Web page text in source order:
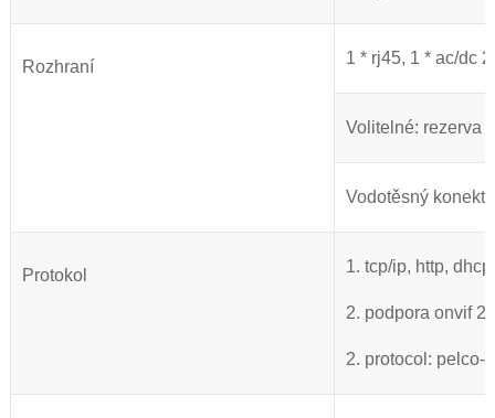
Rozhraní 1 * rj45, 1 * ac/dc
Volitelné: rezerva
Vodotěsný
Protokol 1. tcp/ip, http,
2. podpora onvif
2. protocol: pelco-